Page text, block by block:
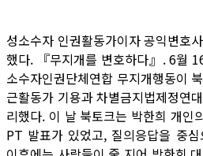
성소수자 인권활동가이자 공익변호
했다. 『무지개를 변호하다』. 6월
소수자인권단체연합 무지개행동이
근활동가 기용과 차별금지법제정연
리했다. 이 날 북토크는 박한희 개인
PT 발표가 있었고, 질의응답을 중